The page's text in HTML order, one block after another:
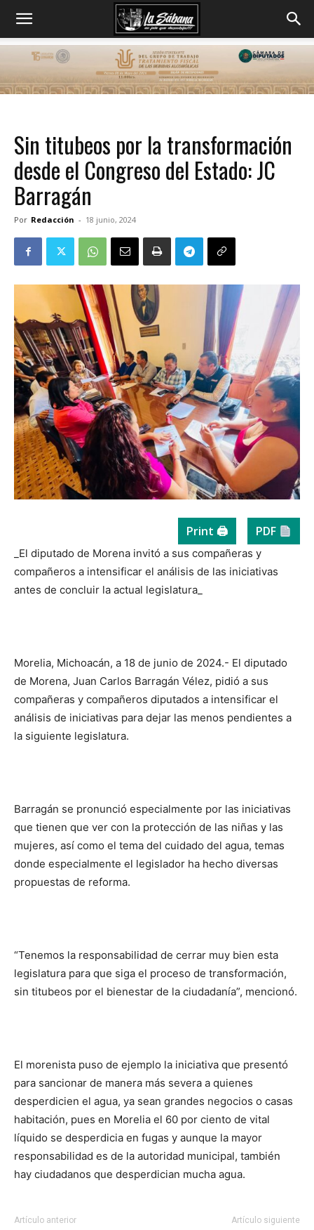
Sin titubeos por la transformación
desde el Congreso del Estado: JC
Barragán
Por Redacción - 18 junio, 2024
Print 🖨 PDF
_El diputado de Morena invitó a sus compañeras y
compañeros a intensificar el análisis de las iniciativas
antes de concluir la actual legislatura_
Morelia, Michoacán, a 18 de junio de 2024.- El diputado
de Morena, Juan Carlos Barragán Vélez, pidió a sus
compañeras y compañeros diputados a intensificar el
análisis de iniciativas para dejar las menos pendientes a
la siguiente legislatura.
Barragán se pronunció especialmente por las iniciativas
que tienen que ver con la protección de las niñas y las
mujeres, así como el tema del cuidado del agua, temas
donde especialmente el legislador ha hecho diversas
propuestas de reforma.
“Tenemos la responsabilidad de cerrar muy bien esta
legislatura para que siga el proceso de transformación,
sin titubeos por el bienestar de la ciudadanía”, mencionó.
El morenista puso de ejemplo la iniciativa que presentó
para sancionar de manera más severa a quienes
desperdicien el agua, ya sean grandes negocios o casas
habitación, pues en Morelia el 60 por ciento de vital
líquido se desperdicia en fugas y aunque la mayor
responsabilidad es de la autoridad municipal, también
hay ciudadanos que desperdician mucha agua.
Artículo anterior Artículo siguiente